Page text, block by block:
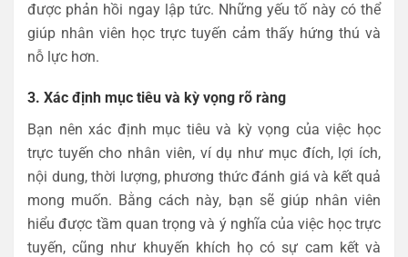
được phản hồi ngay lập tức. Những yếu tố này có thể
giúp nhân viên học trực tuyến cảm thấy hứng thú và
nỗ lực hơn.
3. Xác định mục tiêu và kỳ vọng rõ ràng
Bạn nên xác định mục tiêu và kỳ vọng của việc học
trực tuyến cho nhân viên, ví dụ như mục đích, lợi ích,
nội dung, thời lượng, phương thức đánh giá và kết quả
mong muốn. Bằng cách này, bạn sẽ giúp nhân viên
hiểu được tầm quan trọng và ý nghĩa của việc học trực
tuyến, cũng như khuyến khích họ có sự cam kết và